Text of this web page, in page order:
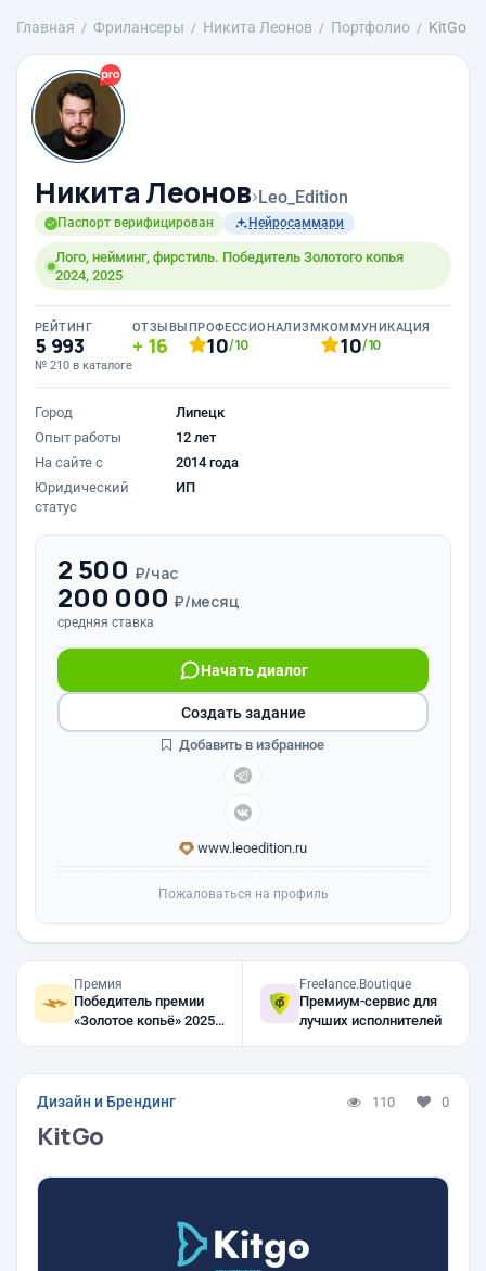
Главная Фрилансеры Никита Леонов Портфолио KitGo
Никита Леонов›Leo_Edition
Паспорт верифицирован Нейросаммари
Лого, нейминг, фирстиль. Победитель Золотого копья
2024, 2025
РЕЙТИНГ
5 993
№ 210 в каталоге
ОТЗЫВЫ
16
ПРОФЕССИОНАЛИЗМ
10/10
КОММУНИКАЦИЯ
10/10
Город
Липецк
Опыт работы
12 лет
На сайте с
2014 года
Юридический
статус
ИП
2 500 ₽/час
200 000 ₽/месяц
средняя ставка
Начать диалог
www.leoedition.ru
Создать задание
Добавить в избранное
Пожаловаться на профиль
Премия
Победитель премии
«Золотое копьё» 2025,
Freelance.Boutique
Премиум-сервис для
лучших исполнителей
Дизайн и Брендинг 110 0
KitGo